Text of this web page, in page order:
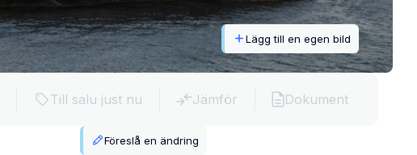
Lägg till en egen bild
Till salu just nu Jämför Dokument
Föreslå en ändring